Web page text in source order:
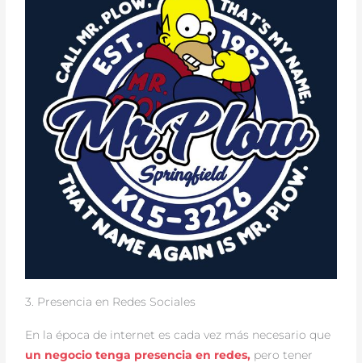
3. Presencia en Redes Sociales
En la época de internet es cada vez más necesario que
un negocio tenga presencia en redes, pero tener